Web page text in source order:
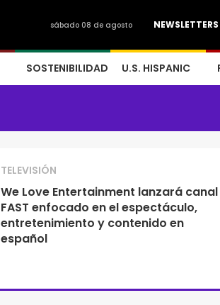
NEWSLETTERS
sábado 08 de agosto
SOSTENIBILIDAD U.S. HISPANIC
TELEVISIÓN
We Love Entertainment lanzará canal
FAST enfocado en el espectáculo,
entretenimiento y contenido en
español